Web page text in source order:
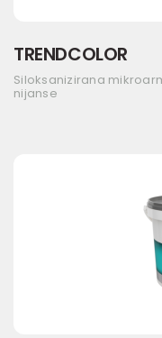
TRENDCOLOR
Siloksanizirana
nijanse